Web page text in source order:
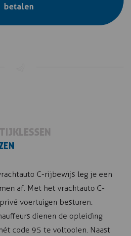
betalen
C-rijbewijs leg je een
af. Met het vrachtauto C-
voertuigen besturen.
dienen de opleiding
code 95 te voltooien. Naast